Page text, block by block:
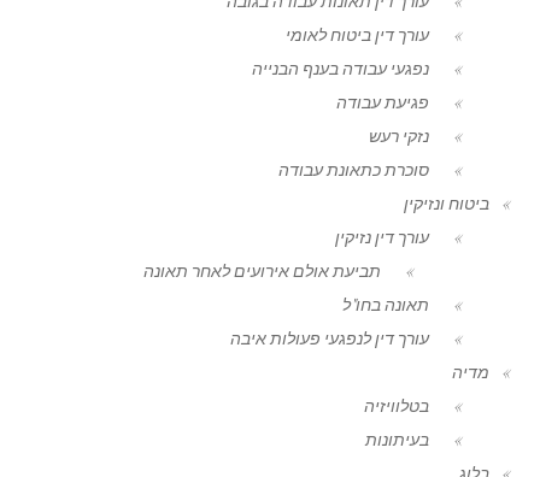
עורך דין ביטוח לאומי
נפגעי עבודה בענף הבנייה
פגיעת עבודה
נזקי רעש
סוכרת כתאונת עבודה
ביטוח ונזיקין
עורך דין נזיקין
תביעת אולם אירועים לאחר תאונה
תאונה בחו"ל
עורך דין לנפגעי פעולות איבה
מדיה
בטלוויזיה
בעיתונות
בלוג